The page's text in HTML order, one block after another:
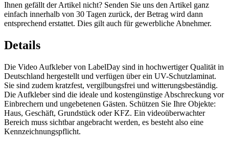
Ihnen gefällt der Artikel nicht? Senden Sie uns den Artikel ganz
einfach innerhalb von 30 Tagen zurück, der Betrag wird dann
entsprechend erstattet. Dies gilt auch für gewerbliche Abnehmer.
Details
Die Video Aufkleber von LabelDay sind in hochwertiger Qualität in
Deutschland hergestellt und verfügen über ein UV-Schutzlaminat.
Sie sind zudem kratzfest, vergilbungsfrei und witterungsbeständig.
Die Aufkleber sind die ideale und kostengünstige Abschreckung vor
Einbrechern und ungebetenen Gästen. Schützen Sie Ihre Objekte:
Haus, Geschäft, Grundstück oder KFZ. Ein videoüberwachter
Bereich muss sichtbar angebracht werden, es besteht also eine
Kennzeichnungspflicht.